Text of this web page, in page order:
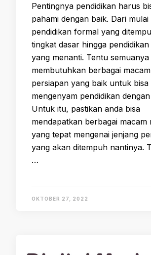
Pentingnya pendidikan harus
pahami dengan baik. Dari mulai
pendidikan formal yang
tingkat dasar hingga pendidikan
yang menanti. Tentu semuanya
membutuhkan berbagai macam
persiapan yang baik untuk bisa
mengenyam pendidikan
Untuk itu, pastikan anda bisa
mendapatkan berbagai macam
yang tepat mengenai jenjang
yang akan ditempuh nantinya.
…
OKTOBER 27, 2022